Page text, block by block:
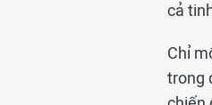
cả
Chỉ
trong